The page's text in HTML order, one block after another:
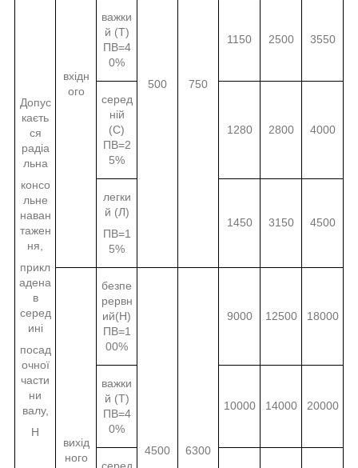
Допус
каєть
ся
радіа
льна
консо
льне
наван
тажен
ня,
прикл
адена
в
серед
ині
посад
очної
части
ни
валу,
Н
вхідн
ого
500 750
важки
й (Т)
ПВ=4
0%
1150 2500 3550
серед
ній
(С)
ПВ=2
5%
1280 2800 4000
легки
й (Л)
ПВ=1
5%
1450 3150 4500
вихід
ного
безпе
рервн
ий(Н)
ПВ=1
00%
4500 6300
9000 12500 18000
важки
й (Т)
ПВ=4
0%
10000 14000 20000